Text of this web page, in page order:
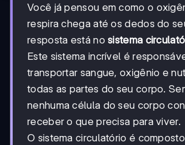
Você já pensou em como o
respira chega até os dedos do
resposta está nosistema
Este sistema incrível é
transportar sangue, oxigênio e
todas as partes do seu corpo.
nenhuma célula do seu corpo
receber o que precisa para viver.
O sistema circulatório é